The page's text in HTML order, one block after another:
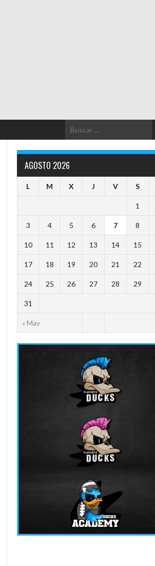
AGOSTO 2026
L M X J V S
« May
1
3 4 5 6 7 8
10 11 12 13 14 15
17 18 19 20 21 22
24 25 26 27 28 29
31